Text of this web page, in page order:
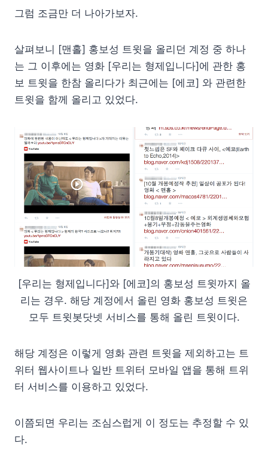
그럼 조금만 더 나아가보자.
살펴보니 [맨홀] 홍보성 트윗을 올리던 계정 중 하나
는 그 이후에는 영화 [우리는 형제입니다]에 관한 홍
보 트윗을 한참 올리다가 최근에는 [에코] 와 관련한
트윗을 함께 올리고 있었다.
[우리는 형제입니다]와 [에코]의 홍보성 트윗까지 올
리는 경우. 해당 계정에서 올린 영화 홍보성 트윗은
모두 트윗봇닷넷 서비스를 통해 올린 트윗이다.
해당 계정은 이렇게 영화 관련 트윗을 제외하고는 트
위터 웹사이트나 일반 트위터 모바일 앱을 통해 트위
터 서비스를 이용하고 있었다.
이쯤되면 우리는 조심스럽게 이 정도는 추정할 수 있
다.